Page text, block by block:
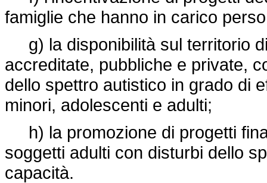
famiglie che hanno in carico
g) la disponibilità sul territorio
accreditate, pubbliche e private,
dello spettro autistico in grado di
minori, adolescenti e adulti;
h) la promozione di progetti
soggetti adulti con disturbi dello
capacità.